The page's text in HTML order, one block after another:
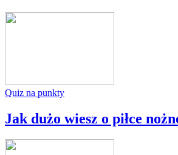
Quiz na punkty
Jak dużo wiesz o piłce